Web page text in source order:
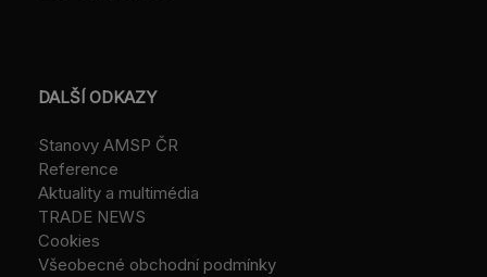
DALŠÍ ODKAZY
Stanovy AMSP ČR
Reference
Aktuality a multimédia
TRADE NEWS
Cookies
Všeobecné obchodní podmínky